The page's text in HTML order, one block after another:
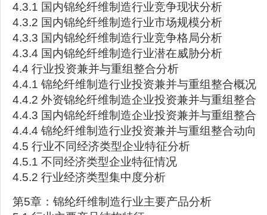
4.3.1 国内锦纶纤维制造行业竞争现状分析
4.3.2 国内锦纶纤维制造行业市场规模分析
4.3.3 国内锦纶纤维制造行业竞争格局分析
4.3.4 国内锦纶纤维制造行业潜在威胁分析
4.4 行业投资兼并与重组整合分析
4.4.1 锦纶纤维制造行业投资兼并与重组整合概况
4.4.2 外资锦纶纤维制造企业投资兼并与重组整合
4.4.3 国内锦纶纤维制造企业投资兼并与重组整合
4.4.4 锦纶纤维制造行业投资兼并与重组整合动向
4.5 行业不同经济类型企业特征分析
4.5.1 不同经济类型企业特征情况
4.5.2 行业经济类型集中度分析
第5章：锦纶纤维制造行业主要产品分析